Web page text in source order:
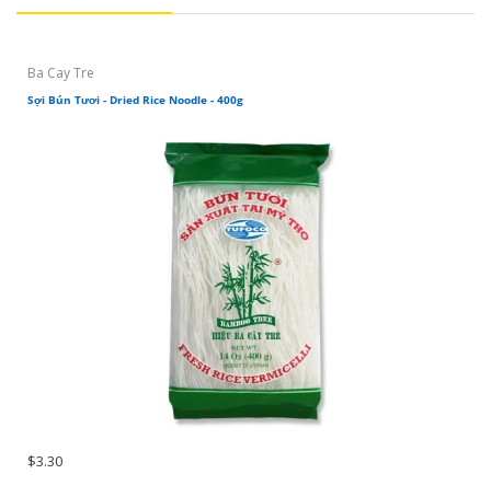
Ba Cay Tre
Sợi Bún Tươi - Dried Rice Noodle - 400g
$3.30